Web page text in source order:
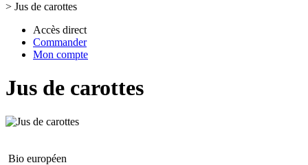
> Jus de carottes
Accès direct
Commander
Mon compte
Jus de carottes
Bio européen